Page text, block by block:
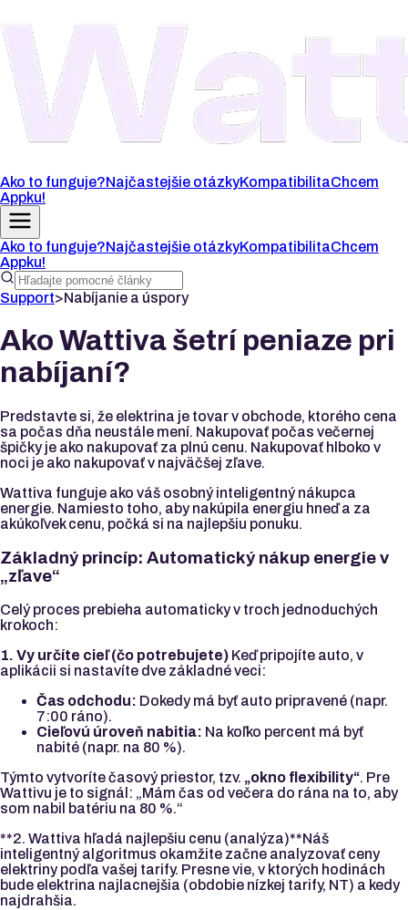
Ako to funguje?Najčastejšie otázkyKompatibilitaChcem
Appku!
Ako to funguje?Najčastejšie otázkyKompatibilitaChcem
Appku!
Support>Nabíjanie a úspory
Ako Wattiva šetrí peniaze pri
nabíjaní?
Predstavte si, že elektrina je tovar v obchode, ktorého cena
sa počas dňa neustále mení. Nakupovať počas večernej
špičky je ako nakupovať za plnú cenu. Nakupovať hlboko v
noci je ako nakupovať v najväčšej zľave.
Wattiva funguje ako váš osobný inteligentný nákupca
energie. Namiesto toho, aby nakúpila energiu hneď a za
akúkoľvek cenu, počká si na najlepšiu ponuku.
Základný princíp: Automatický nákup energie v
„zľave“
Celý proces prebieha automaticky v troch jednoduchých
krokoch:
1. Vy určíte cieľ (čo potrebujete) Keď pripojíte auto, v
aplikácii si nastavíte dve základné veci:
Čas odchodu: Dokedy má byť auto pripravené (napr.
7:00 ráno).
Cieľovú úroveň nabitia: Na koľko percent má byť
nabité (napr. na 80 %).
Týmto vytvoríte časový priestor, tzv. „okno flexibility“. Pre
Wattivu je to signál: „Mám čas od večera do rána na to, aby
som nabil batériu na 80 %.“
**2. Wattiva hľadá najlepšiu cenu (analýza)**Náš
inteligentný algoritmus okamžite začne analyzovať ceny
elektriny podľa vašej tarify. Presne vie, v ktorých hodinách
bude elektrina najlacnejšia (obdobie nízkej tarify, NT) a kedy
najdrahšia.